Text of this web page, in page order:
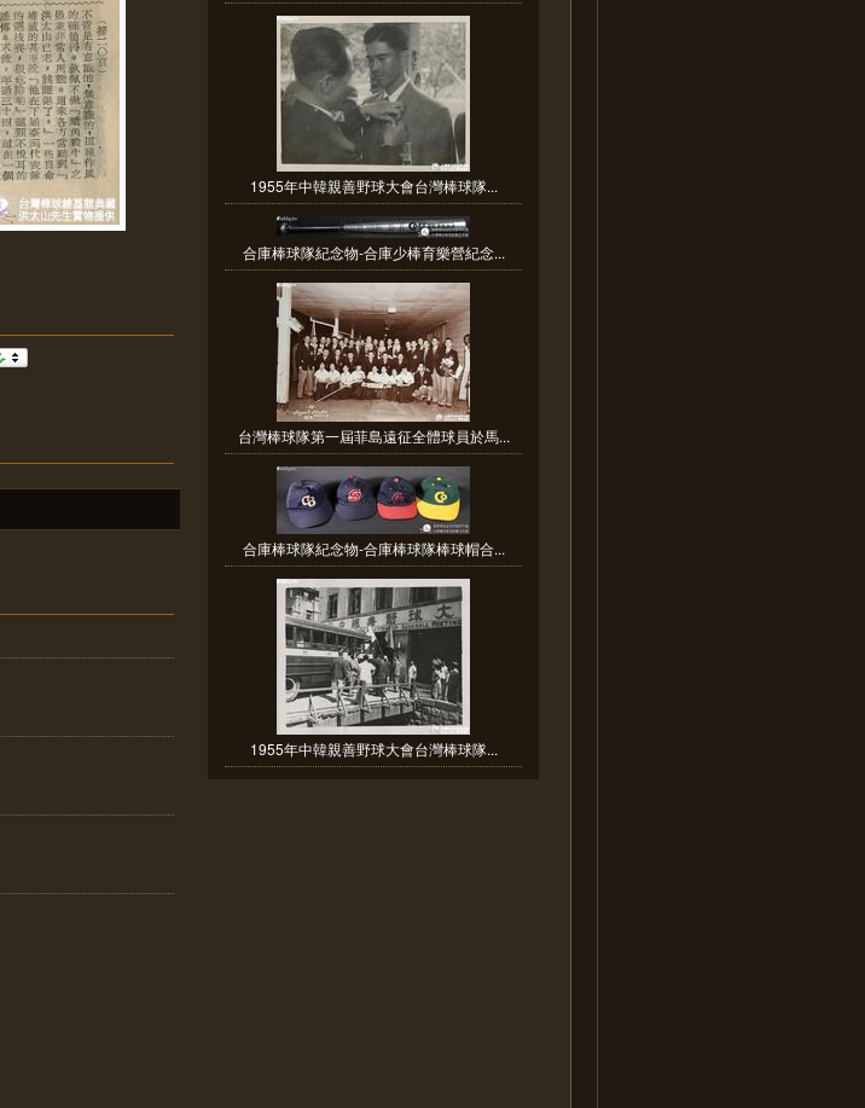
1955年中韓親善野球大會台灣棒球隊...
合庫棒球隊紀念物-合庫少棒育樂營紀念...
台灣棒球隊第一屆菲島遠征全體球員於馬...
合庫棒球隊紀念物-合庫棒球隊棒球帽合...
1955年中韓親善野球大會台灣棒球隊...